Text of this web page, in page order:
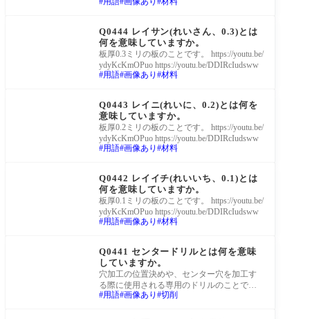
Q0444 レイサン(れいさん、0.3)とは
何を意味していますか。
板厚0.3ミリの板のことです。 https://youtu.be/
ydyKcKmOPuo https://youtu.be/DDIRcIudsww
用語 画像あり 材料
Q0443 レイニ(れいに、0.2)とは何を
意味していますか。
板厚0.2ミリの板のことです。 https://youtu.be/
ydyKcKmOPuo https://youtu.be/DDIRcIudsww
用語 画像あり 材料
Q0442 レイイチ(れいいち、0.1)とは
何を意味していますか。
板厚0.1ミリの板のことです。 https://youtu.be/
ydyKcKmOPuo https://youtu.be/DDIRcIudsww
用語 画像あり 材料
Q0441 センタードリルとは何を意味
していますか。
穴加工の位置決めや、センター穴を加工す
る際に使用される専用のドリルのことで
す。
用語 画像あり 切削